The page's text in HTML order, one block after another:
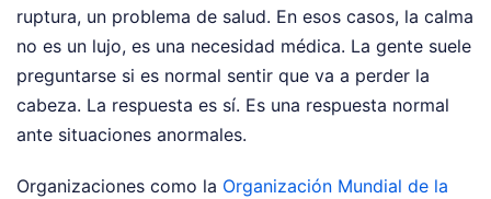
ruptura, un problema de salud. En esos casos, la calma
no es un lujo, es una necesidad médica. La gente suele
preguntarse si es normal sentir que va a perder la
cabeza. La respuesta es sí. Es una respuesta normal
ante situaciones anormales.
Organizaciones como la Organización Mundial de la